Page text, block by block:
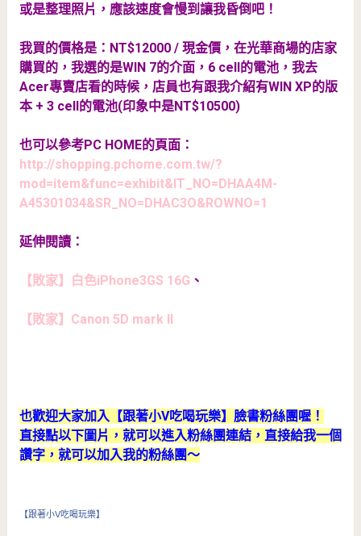
或是整理照片，應該速度會慢到讓我昏倒吧！
我買的價格是：NT$12000 / 現金價，在光華商場的店家
購買的，我選的是WIN 7的介面，6 cell的電池，我去
Acer專賣店看的時候，店員也有跟我介紹有WIN XP的版
本 + 3 cell的電池(印象中是NT$10500)
也可以參考PC HOME的頁面：
http://shopping.pchome.com.tw/?
mod=item&func=exhibit&IT_NO=DHAA4M-
A45301034&SR_NO=DHAC3O&ROWNO=1
延伸閱讀：
【敗家】白色iPhone3GS 16G 、
【敗家】Canon 5D mark II
也歡迎大家加入【跟著小V吃喝玩樂】臉書粉絲團喔！
直接點以下圖片，就可以進入粉絲團連結，直接給我一個
讚字，就可以加入我的粉絲團～
【跟著小V吃喝玩樂】